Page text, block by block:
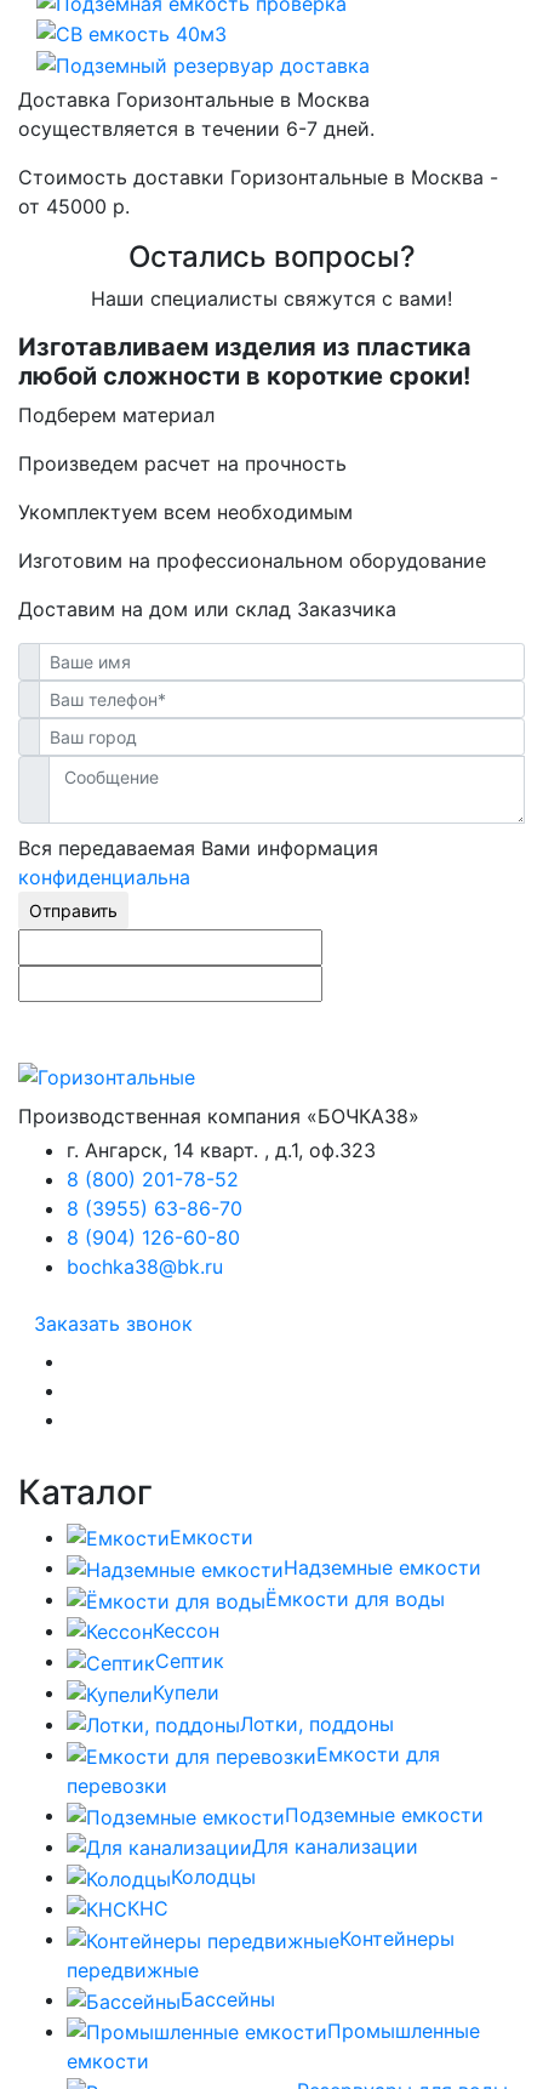
Доставка Горизонтальные в Москва
осуществляется в течении 6-7 дней.
Стоимость доставки Горизонтальные в Москва -
от 45000 р.
Остались вопросы?
Наши специалисты свяжутся с вами!
Изготавливаем изделия из пластика
любой сложности в короткие сроки!
Подберем материал
Произведем расчет на прочность
Укомплектуем всем необходимым
Изготовим на профессиональном оборудование
Доставим на дом или склад Заказчика
Вся передаваемая Вами информация
конфиденциальна
Отправить
Производственная компания «БОЧКА38»
г. Ангарск, 14 кварт. , д.1, оф.323
8 (800) 201-78-52
8 (3955) 63-86-70
8 (904) 126-60-80
bochka38@bk.ru
Заказать звонок
Каталог
Емкости
Надземные емкости
Ёмкости для воды
Кессон
Септик
Купели
Лотки, поддоны
Емкости для
перевозки
Подземные емкости
Для канализации
Колодцы
КНС
Контейнеры
передвижные
Бассейны
Промышленные
емкости